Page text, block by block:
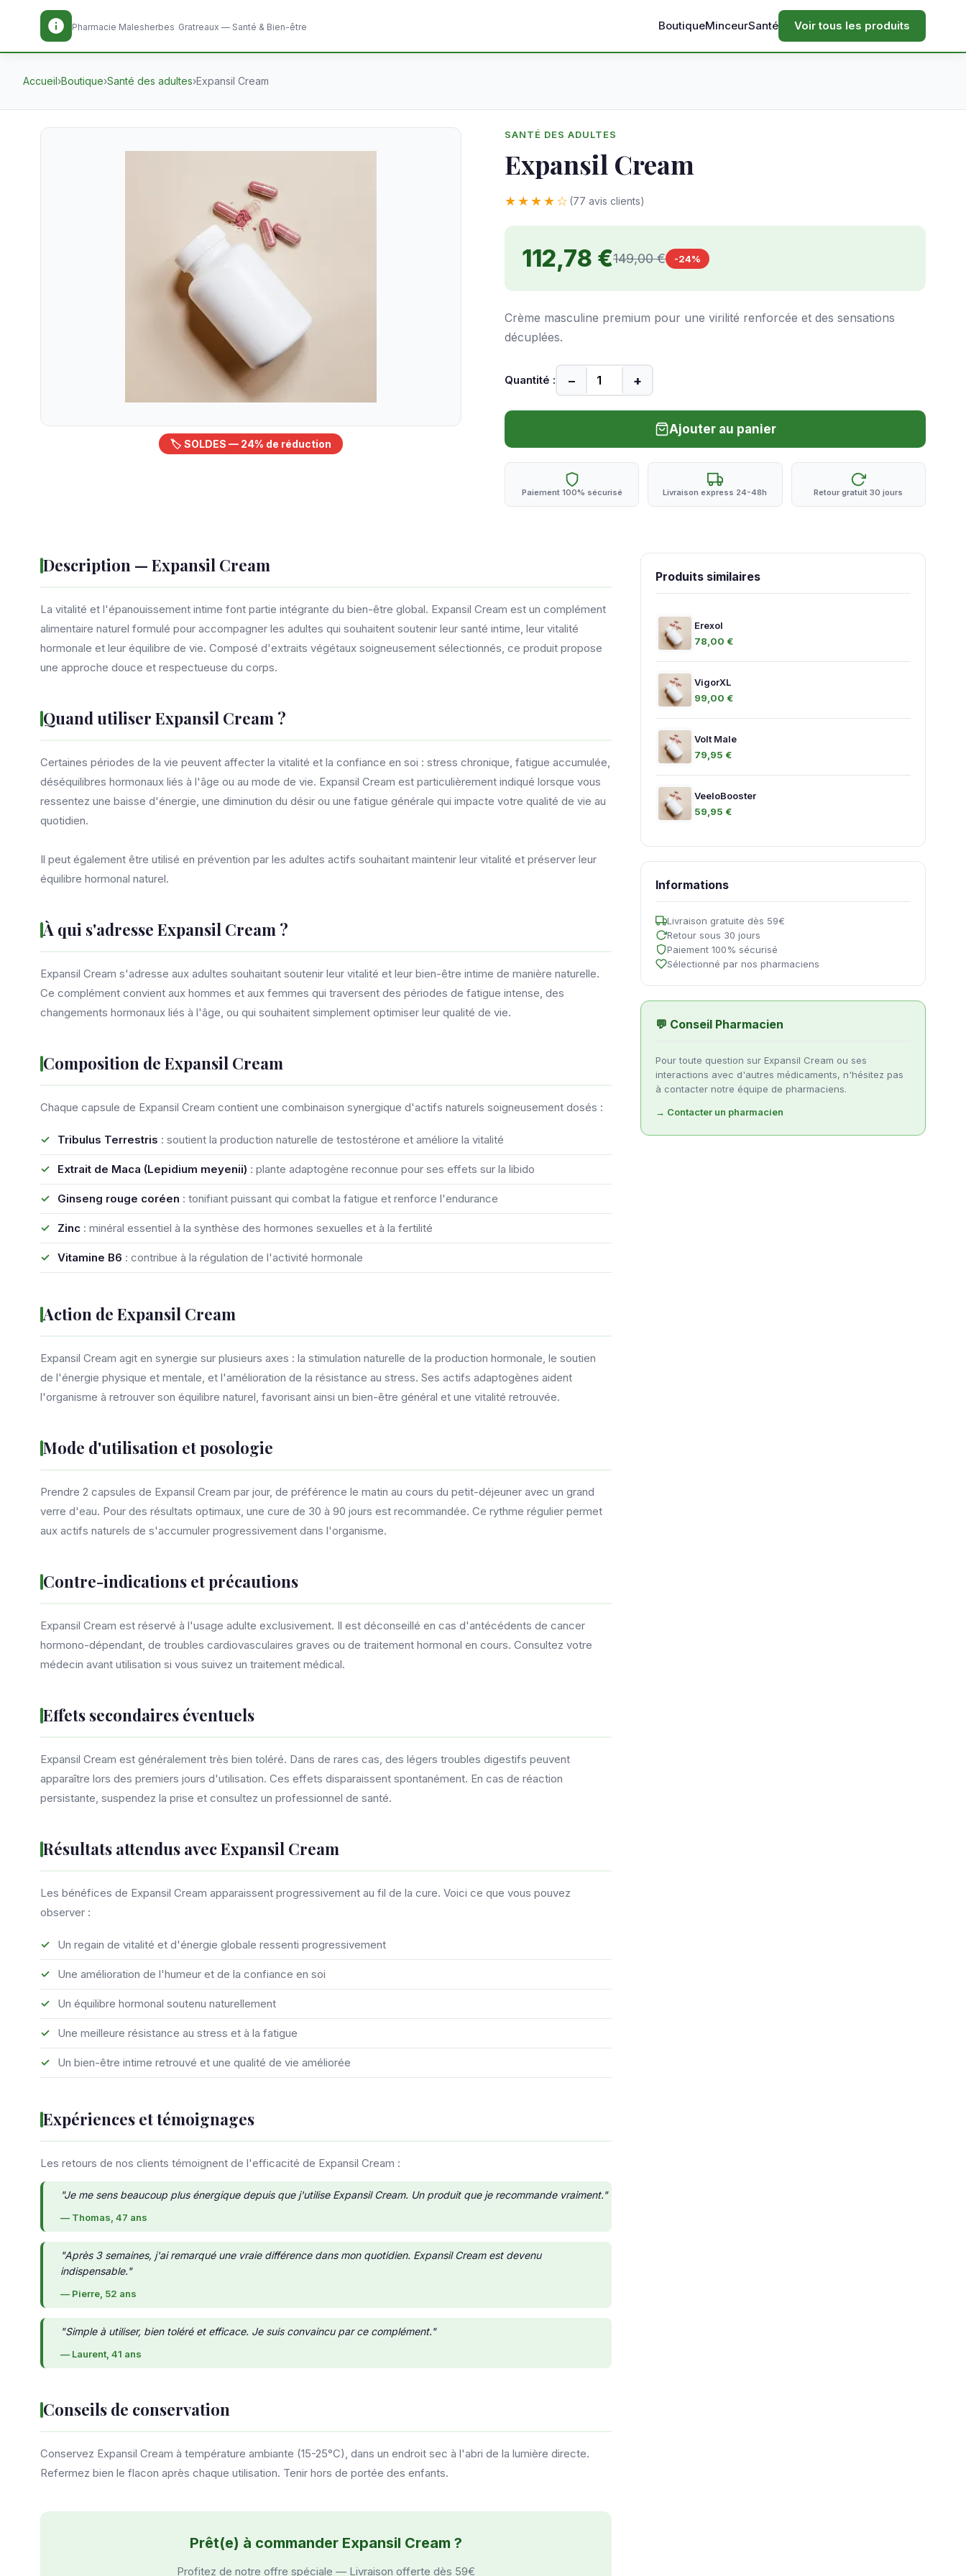
Pharmacie Malesherbes Gratreaux — Santé & Bien-être BoutiqueMinceurSanté Voir tous les produits
Accueil›Boutique›Santé des adultes›Expansil Cream
🏷️ SOLDES — 24% de réduction
SANTÉ DES ADULTES
Expansil Cream
★★★★☆ (77 avis clients)
112,78 €149,00 € -24%
Crème masculine premium pour une virilité renforcée et des sensations
décuplées.
Quantité : − +
Ajouter au panier
Paiement 100% sécurisé Livraison express 24-48h Retour gratuit 30 jours
Description — Expansil Cream
La vitalité et l'épanouissement intime font partie intégrante du bien-être global. Expansil Cream est un complément
alimentaire naturel formulé pour accompagner les adultes qui souhaitent soutenir leur santé intime, leur vitalité
hormonale et leur équilibre de vie. Composé d'extraits végétaux soigneusement sélectionnés, ce produit propose
une approche douce et respectueuse du corps.
Quand utiliser Expansil Cream ?
Certaines périodes de la vie peuvent affecter la vitalité et la confiance en soi : stress chronique, fatigue accumulée,
déséquilibres hormonaux liés à l'âge ou au mode de vie. Expansil Cream est particulièrement indiqué lorsque vous
ressentez une baisse d'énergie, une diminution du désir ou une fatigue générale qui impacte votre qualité de vie au
quotidien.
Il peut également être utilisé en prévention par les adultes actifs souhaitant maintenir leur vitalité et préserver leur
équilibre hormonal naturel.
À qui s'adresse Expansil Cream ?
Expansil Cream s'adresse aux adultes souhaitant soutenir leur vitalité et leur bien-être intime de manière naturelle.
Ce complément convient aux hommes et aux femmes qui traversent des périodes de fatigue intense, des
changements hormonaux liés à l'âge, ou qui souhaitent simplement optimiser leur qualité de vie.
Composition de Expansil Cream
Chaque capsule de Expansil Cream contient une combinaison synergique d'actifs naturels soigneusement dosés :
Tribulus Terrestris : soutient la production naturelle de testostérone et améliore la vitalité
Extrait de Maca (Lepidium meyenii) : plante adaptogène reconnue pour ses effets sur la libido
Ginseng rouge coréen : tonifiant puissant qui combat la fatigue et renforce l'endurance
Zinc : minéral essentiel à la synthèse des hormones sexuelles et à la fertilité
Vitamine B6 : contribue à la régulation de l'activité hormonale
Action de Expansil Cream
Expansil Cream agit en synergie sur plusieurs axes : la stimulation naturelle de la production hormonale, le soutien
de l'énergie physique et mentale, et l'amélioration de la résistance au stress. Ses actifs adaptogènes aident
l'organisme à retrouver son équilibre naturel, favorisant ainsi un bien-être général et une vitalité retrouvée.
Mode d'utilisation et posologie
Prendre 2 capsules de Expansil Cream par jour, de préférence le matin au cours du petit-déjeuner avec un grand
verre d'eau. Pour des résultats optimaux, une cure de 30 à 90 jours est recommandée. Ce rythme régulier permet
aux actifs naturels de s'accumuler progressivement dans l'organisme.
Contre-indications et précautions
Expansil Cream est réservé à l'usage adulte exclusivement. Il est déconseillé en cas d'antécédents de cancer
hormono-dépendant, de troubles cardiovasculaires graves ou de traitement hormonal en cours. Consultez votre
médecin avant utilisation si vous suivez un traitement médical.
Effets secondaires éventuels
Expansil Cream est généralement très bien toléré. Dans de rares cas, des légers troubles digestifs peuvent
apparaître lors des premiers jours d'utilisation. Ces effets disparaissent spontanément. En cas de réaction
persistante, suspendez la prise et consultez un professionnel de santé.
Résultats attendus avec Expansil Cream
Les bénéfices de Expansil Cream apparaissent progressivement au fil de la cure. Voici ce que vous pouvez
observer :
Un regain de vitalité et d'énergie globale ressenti progressivement
Une amélioration de l'humeur et de la confiance en soi
Un équilibre hormonal soutenu naturellement
Une meilleure résistance au stress et à la fatigue
Un bien-être intime retrouvé et une qualité de vie améliorée
Expériences et témoignages
Les retours de nos clients témoignent de l'efficacité de Expansil Cream :
"Je me sens beaucoup plus énergique depuis que j'utilise Expansil Cream. Un produit que je recommande vraiment."
— Thomas, 47 ans
"Après 3 semaines, j'ai remarqué une vraie différence dans mon quotidien. Expansil Cream est devenu
indispensable."
— Pierre, 52 ans
"Simple à utiliser, bien toléré et efficace. Je suis convaincu par ce complément."
— Laurent, 41 ans
Conseils de conservation
Conservez Expansil Cream à température ambiante (15-25°C), dans un endroit sec à l'abri de la lumière directe.
Refermez bien le flacon après chaque utilisation. Tenir hors de portée des enfants.
Prêt(e) à commander Expansil Cream ?
Profitez de notre offre spéciale — Livraison offerte dès 59€
Produits similaires
Erexol
78,00 €
VigorXL
99,00 €
Volt Male
79,95 €
VeeloBooster
59,95 €
Informations
Livraison gratuite dès 59€
Retour sous 30 jours
Paiement 100% sécurisé
Sélectionné par nos pharmaciens
💬 Conseil Pharmacien
Pour toute question sur Expansil Cream ou ses
interactions avec d'autres médicaments, n'hésitez pas
à contacter notre équipe de pharmaciens.
→ Contacter un pharmacien